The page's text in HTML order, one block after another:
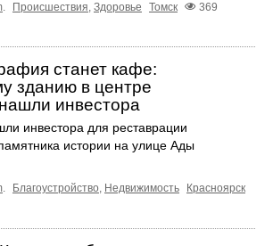
. Происшествия, Здоровье Томск
369
станет кафе:
зданию в центре
инвестора
инвестора для реставрации
истории на улице Ады
. Благоустройство, Недвижимость
Красноярск